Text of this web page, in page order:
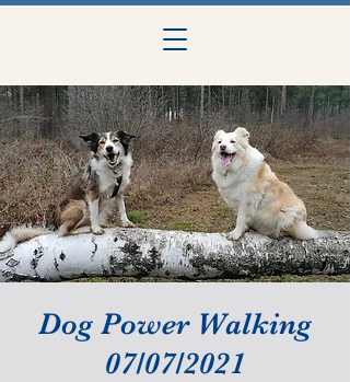
Dog Power Walking
07/07/2021